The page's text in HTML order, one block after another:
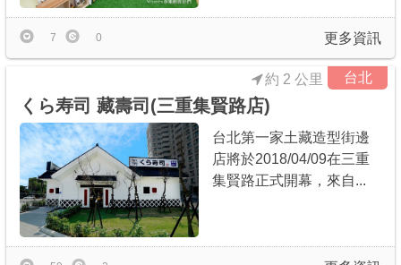
更多資訊
7 0
台北
くら寿司 藏壽司(三重集賢路店)
約 2 公里
台北第一家土藏造型街邊
店將於2018/04/09在三重
集賢路正式開幕，來自...